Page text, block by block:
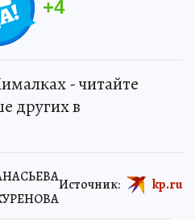
+4
- читайте
других в
Источник: kp.ru